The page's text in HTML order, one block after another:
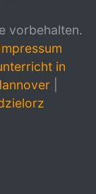
vorbehalten.
in